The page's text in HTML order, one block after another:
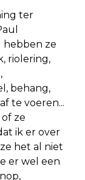
ter
hebben ze
riolering,
behang,
te voeren...
ze
ik er over
het al niet
er wel een